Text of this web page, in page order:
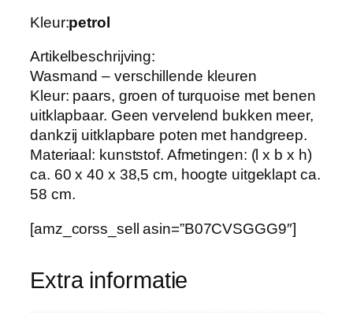
d
e
t
p
o
t
e
n
u
i
Kleur:petrol
Artikelbeschrijving:
Wasmand – verschillende kleuren
Kleur: paars, groen of turquoise met benen
uitklapbaar. Geen vervelend bukken meer,
dankzij uitklapbare poten met handgreep.
Materiaal: kunststof. Afmetingen: (l x b x h)
ca. 60 x 40 x 38,5 cm, hoogte uitgeklapt ca.
58 cm.
[amz_corss_sell asin=”B07CVSGGG9″]
Extra informatie